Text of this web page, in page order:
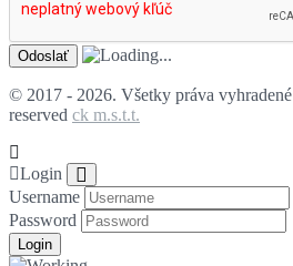
© 2017 - 2026. Všetky práva vyhradené
reserved ck m.s.t.t.
Login
Username
Password